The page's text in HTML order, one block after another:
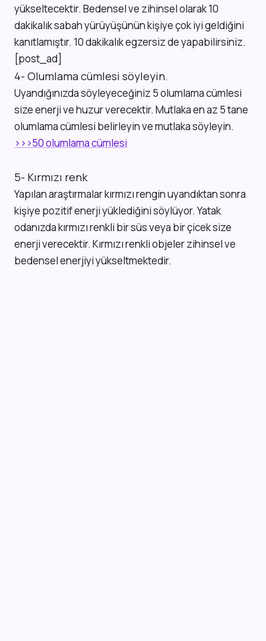
yükseltecektir. Bedensel ve zihinsel olarak 10
dakikalık sabah yürüyüşünün kişiye çok iyi geldiğini
kanıtlamıştır. 10 dakikalık egzersiz de yapabilirsiniz.
[post_ad]
4- Olumlama cümlesi söyleyin.
Uyandığınızda söyleyeceğiniz 5 olumlama cümlesi
size enerji ve huzur verecektir. Mutlaka en az 5 tane
olumlama cümlesi belirleyin ve mutlaka söyleyin.
>>>50 olumlama cümlesi
5- Kırmızı renk
Yapılan araştırmalar kırmızı rengin uyandıktan sonra
kişiye pozitif enerji yüklediğini söylüyor. Yatak
odanızda kırmızı renkli bir süs veya bir çicek size
enerji verecektir. Kırmızı renkli objeler zihinsel ve
bedensel enerjiyi yükseltmektedir.